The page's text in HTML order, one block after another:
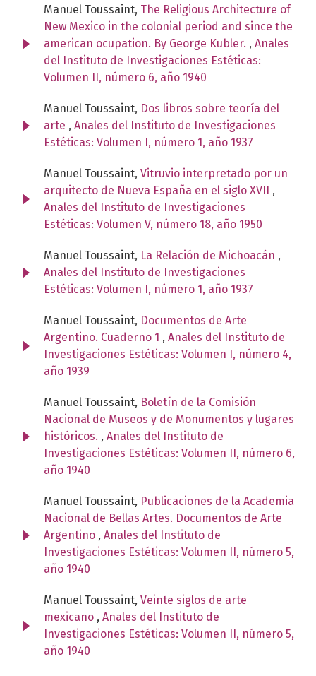
Manuel Toussaint, The Religious Architecture of
New Mexico in the colonial period and since the
american ocupation. By George Kubler. , Anales
del Instituto de Investigaciones Estéticas:
Volumen II, número 6, año 1940
Manuel Toussaint, Dos libros sobre teoría del
arte , Anales del Instituto de Investigaciones
Estéticas: Volumen I, número 1, año 1937
Manuel Toussaint, Vitruvio interpretado por un
arquitecto de Nueva España en el siglo XVII ,
Anales del Instituto de Investigaciones
Estéticas: Volumen V, número 18, año 1950
Manuel Toussaint, La Relación de Michoacán ,
Anales del Instituto de Investigaciones
Estéticas: Volumen I, número 1, año 1937
Manuel Toussaint, Documentos de Arte
Argentino. Cuaderno 1 , Anales del Instituto de
Investigaciones Estéticas: Volumen I, número 4,
año 1939
Manuel Toussaint, Boletín de la Comisión
Nacional de Museos y de Monumentos y lugares
históricos. , Anales del Instituto de
Investigaciones Estéticas: Volumen II, número 6,
año 1940
Manuel Toussaint, Publicaciones de la Academia
Nacional de Bellas Artes. Documentos de Arte
Argentino , Anales del Instituto de
Investigaciones Estéticas: Volumen II, número 5,
año 1940
Manuel Toussaint, Veinte siglos de arte
mexicano , Anales del Instituto de
Investigaciones Estéticas: Volumen II, número 5,
año 1940